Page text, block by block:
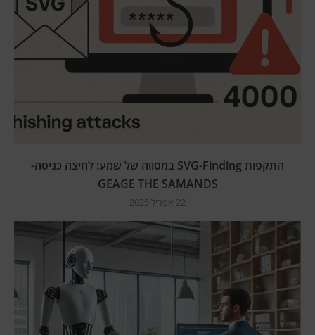
התקפות SVG-Finding במסווה של שמע: לחיצה כניסה-
GEAGE THE SAMANDS
22 אפריל 2025